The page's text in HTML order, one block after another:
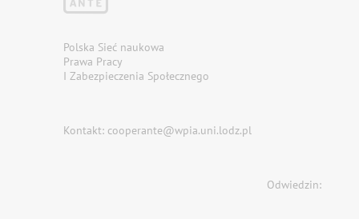
Polska Sieć naukowa
Prawa Pracy
I Zabezpieczenia Społecznego
Kontakt: cooperante@wpia.uni.lodz.pl
Odwiedzin: